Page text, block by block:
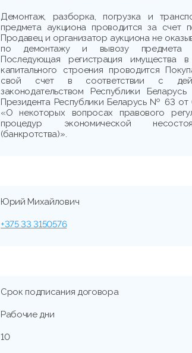
Демонтаж, разборка, погрузка и
предмета аукциона проводится за счет
Продавец и организатор аукциона не
по демонтажу и вывозу предмета
Последующая регистрация имущества в
капитального строения проводится
свой счет в соответствии с
законодательством Республики
Президента Республики Беларусь № 63 от
«О некоторых вопросах правового
процедур экономической
(банкротства)».
Юрий Михайлович
+375 33 3150576
Срок подписания договора
Рабочие дни
10